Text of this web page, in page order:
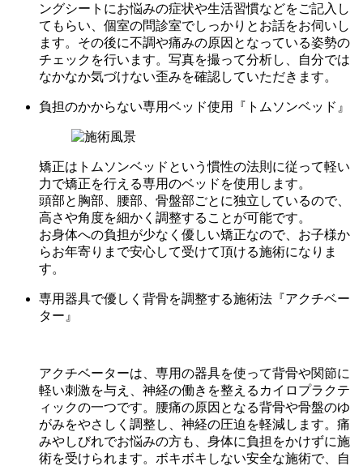
ングシートにお悩みの症状や生活習慣などをご記入し
てもらい、個室の問診室でしっかりとお話をお伺いし
ます。その後に不調や痛みの原因となっている姿勢の
チェックを行います。写真を撮って分析し、自分では
なかなか気づけない歪みを確認していただきます。
負担のかからない専用ベッド使用『トムソンベッド』
矯正はトムソンベッドという慣性の法則に従って軽い
力で矯正を行える専用のベッドを使用します。
頭部と胸部、腰部、骨盤部ごとに独立しているので、
高さや角度を細かく調整することが可能です。
お身体への負担が少なく優しい矯正なので、お子様か
らお年寄りまで安心して受けて頂ける施術になりま
す。
専用器具で優しく背骨を調整する施術法『アクチベー
ター』
アクチベーターは、専用の器具を使って背骨や関節に
軽い刺激を与え、神経の働きを整えるカイロプラクテ
ィックの一つです。腰痛の原因となる背骨や骨盤のゆ
がみをやさしく調整し、神経の圧迫を軽減します。痛
みやしびれでお悩みの方も、身体に負担をかけずに施
術を受けられます。ボキボキしない安全な施術で、自